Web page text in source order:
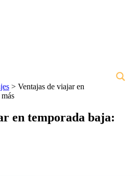
> Ventajas de viajar en
en temporada baja: